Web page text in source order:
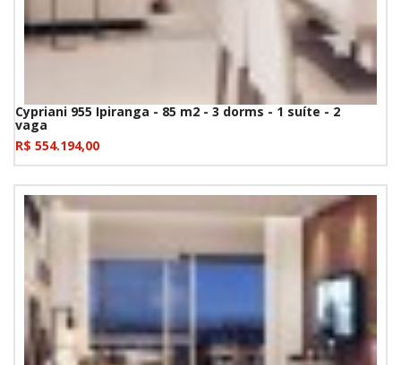
Cypriani 955 Ipiranga - 85 m2 - 3 dorms - 1 suíte - 2
vaga
R$ 554.194,00